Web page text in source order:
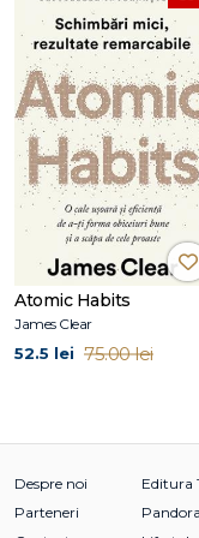
un membru pe post
pentru a putea
altfel ar fi de
–Autorul
Pe când aveam 20
un drog pentru
cercetarea
avea să devină
citit atunci a fost ca o
– Hans Jürgen Wirth
Mulțumiri
1. Psihoterapie și
2. Câteva reflecţii
Atomic Habits
James Clear
52.5 lei 75.00 lei
Despre noi
Parteneri
Editura